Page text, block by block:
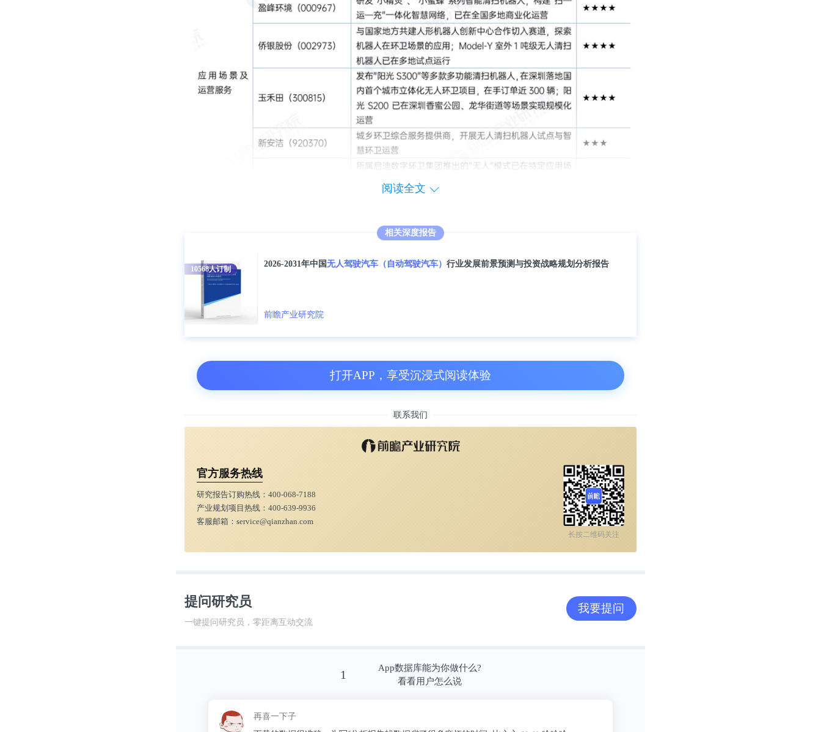
我国无人环卫车行业中下游的上市公司中，2024年营业收入最高的是盈峰环
境，营业收入高达95.44亿元，上市时间最早的是宇通重工，上市年份为
1993年。
阅读全文
相关深度报告
2026-2031年中国无人驾驶汽车（自动驾驶汽车）行业发展前景预测与投资战略规划分析报告
前瞻产业研究院
10568人订制
打开APP，享受沉浸式阅读体验
联系我们
官方服务热线
研究报告订购热线：400-068-7188
产业规划项目热线：400-639-9936
客服邮箱：service@qianzhan.com
长按二维码关注
提问研究员
一键提问研究员，零距离互动交流
我要提问
1
App数据库能为你做什么?
看看用户怎么说
这昵称我pick了